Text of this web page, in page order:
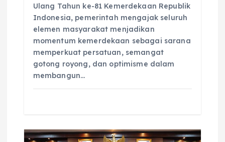
Ulang Tahun ke-81 Kemerdekaan Republik
Indonesia, pemerintah mengajak seluruh
elemen masyarakat menjadikan
momentum kemerdekaan sebagai sarana
memperkuat persatuan, semangat
gotong royong, dan optimisme dalam
membangun…